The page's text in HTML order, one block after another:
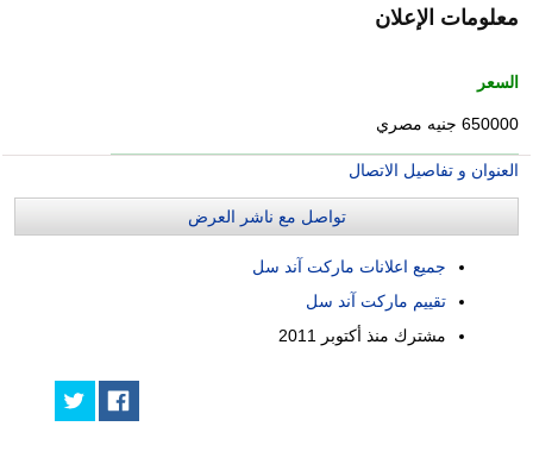
معلومات الإعلان
السعر
650000 جنيه مصري
العنوان و تفاصيل الاتصال
تواصل مع ناشر العرض
جميع اعلانات ماركت آند سل
تقييم ماركت آند سل
مشترك منذ أكتوبر 2011